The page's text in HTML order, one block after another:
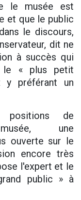
le musée est
et que le public
le discours,
dit ne
à succès qui
le « plus petit
y préférant un
de
une
ouverte sur le
encore très
l'expert et le
public » à